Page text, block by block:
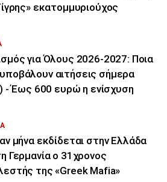
εκατομμυριούχος
για Όλους 2026-2027: Ποια
αιτήσεις σήμερα
- Έως 600 ευρώ η ενίσχυση
μήνα εκδίδεται στην Ελλάδα
Γερμανία ο 31χρονος
της «Greek Mafia»